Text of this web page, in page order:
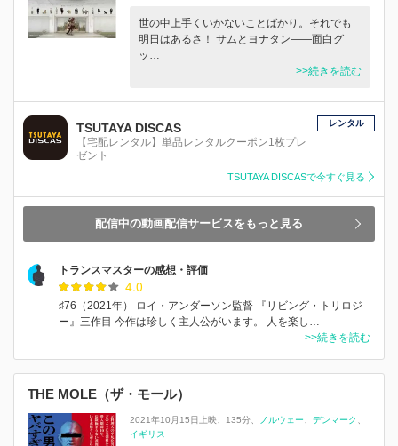
世の中上手くいかないことばかり。それでも
明日はあるさ！ サムとヨナタン――面白グ
ッ…
>>続きを読む
TSUTAYA DISCAS
【宅配レンタル】単品レンタルクーポン1枚プレ
ゼント
レンタル
TSUTAYA DISCASで今すぐ見る
配信中の動画配信サービスをもっと見る
トランスマスターの感想・評価
4.0
♯76（2021年） ロイ・アンダーソン監督 『リビング・トリロジ
ー』三作目 今作は珍しく主人公がいます。 人を楽し…
>>続きを読む
THE MOLE（ザ・モール）
2021年10月15日上映 135分 ノルウェー
デンマーク
イギリス